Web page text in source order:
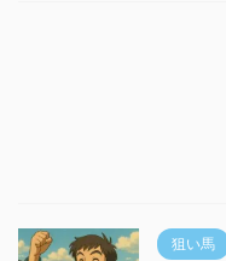
狙い馬